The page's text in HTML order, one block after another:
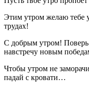
Этим утром желаю тебе
трудах!
С добрым утром! Поверь
навстречу новым
Чтобы утром не
падай с кровати…